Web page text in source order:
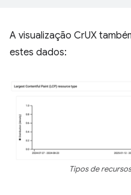
A visualização CrUX
estes dados:
Tipos de